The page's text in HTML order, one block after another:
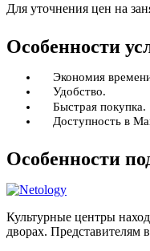
Для уточнения цен на
Особенности
Экономия
Удобство.
Быстрая покупка.
Доступность в
Особенности
Культурные центры
дворах. Представителям